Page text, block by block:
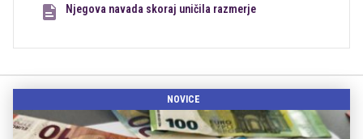
Njegova navada skoraj uničila razmerje
NOVICE